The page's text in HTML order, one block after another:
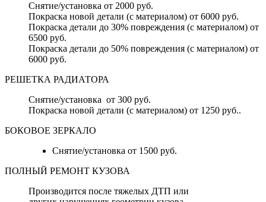
Снятие/установка от 2000 руб.
Покраска новой детали (с материалом) от 6000 руб.
Покраска детали до 30% повреждения (с материалом) от
6500 руб.
Покраска детали до 50% повреждения (с материалом) от
6000 руб.
РЕШЕТКА РАДИАТОРА
Снятие/установка от 300 руб.
Покраска новой детали (с материалом) от 1250 руб..
БОКОВОЕ ЗЕРКАЛО
Снятие/установка от 1500 руб.
ПОЛНЫЙ РЕМОНТ КУЗОВА
Производится после тяжелых ДТП или